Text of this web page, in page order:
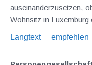
auseinanderzusetzen, ob höhere Lebenserhaltungskosten
Langtext
empfehlen